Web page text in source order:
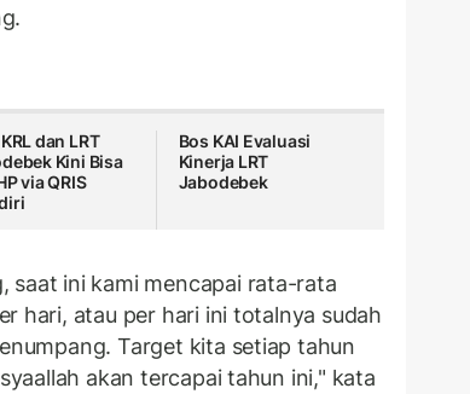
dan LRT
Kini Bisa
via QRIS
Bos KAI Evaluasi
Kinerja LRT
Jabodebek
saat ini kami mencapai rata-rata
hari, atau per hari ini totalnya sudah
Target kita setiap tahun
akan tercapai tahun ini," kata